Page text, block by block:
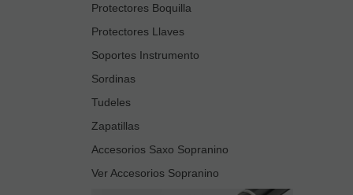
Protectores Boquilla
Protectores Llaves
Soportes Instrumento
Sordinas
Tudeles
Zapatillas
Accesorios Saxo Sopranino
Ver Accesorios Sopranino